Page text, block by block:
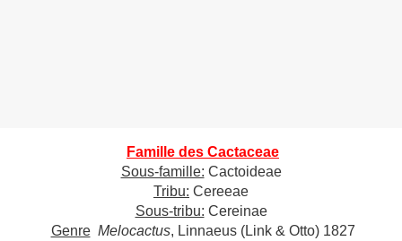
Famille des Cactaceae
Sous-famille: Cactoideae
Tribu: Cereeae
Sous-tribu: Cereinae
Genre Melocactus, Linnaeus (Link & Otto) 1827